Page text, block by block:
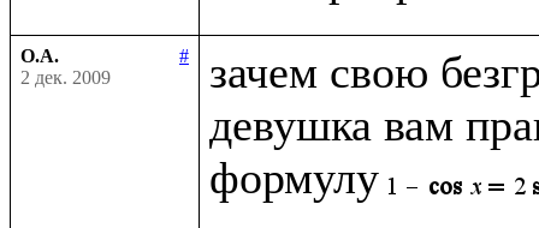
О.А.
#
2 дек. 2009
зачем свою
девушка вам
формулу